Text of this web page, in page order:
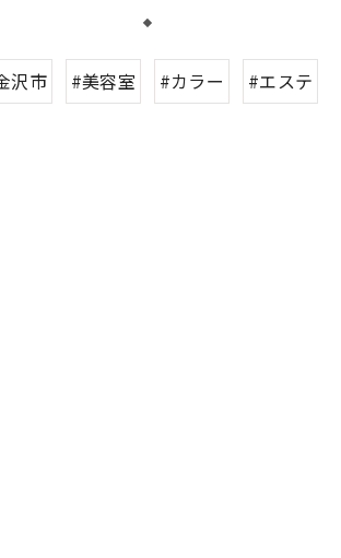
沢市 #美容室 #カラー #エステ